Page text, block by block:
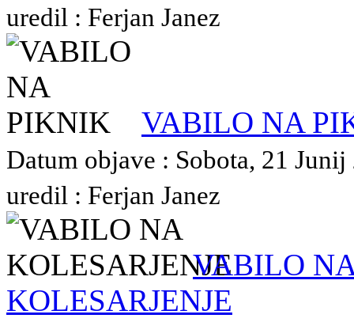
uredil : Ferjan Janez
VABILO NA
Datum objave : Sobota, 21
uredil : Ferjan Janez
VABILO
KOLESARJENJE